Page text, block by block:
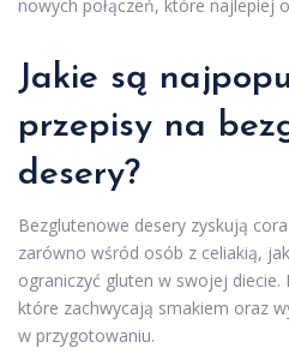
nowych połączeń, które najlepiej
Jakie są
przepisy na
desery?
Bezglutenowe desery zyskują
zarówno wśród osób z celiakią,
ograniczyć gluten w swojej
które zachwycają smakiem oraz
w przygotowaniu.